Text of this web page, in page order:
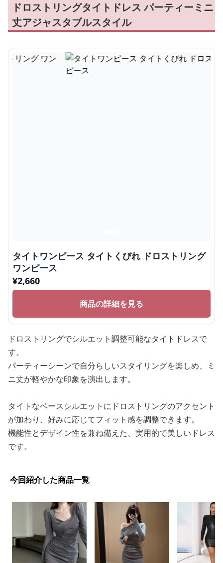
ドロストリングタイトドレス パーティーミニ
丈アジャスタブルスタイル
タイトワンピース タイトくびれ ドロストリング
ワンピース
¥2,660
商品の詳細を見る
ドロストリングでシルエット調整可能なタイトドレスで
す。
パーティーシーンで自分らしいスタイリングを楽しめ、ミ
ニ丈が軽やかな印象を演出します。
タイトなベースシルエットにドロストリングのアクセント
が加わり、好みに応じてフィット感を調整できます。
機能性とデザイン性を兼ね備えた、実用的で美しいドレス
です。
今回紹介した商品一覧